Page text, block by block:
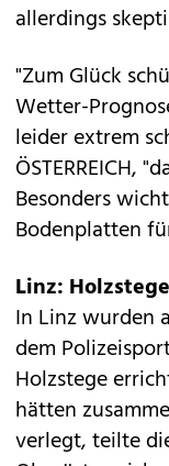
allerdings
"Zum Glück
Wetter-
leider extrem
ÖSTERREICH,
Besonders
Bodenplatten
Linz:
In Linz wurden
dem
Holzstege
hätten
verlegt, teilte